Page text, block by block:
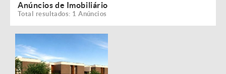
Anúncios de Imobiliário
Total resultados: 1 Anúncios